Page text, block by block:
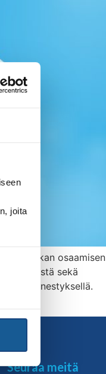
joita
judokan osaamisen
sekä
Seuraa meitä